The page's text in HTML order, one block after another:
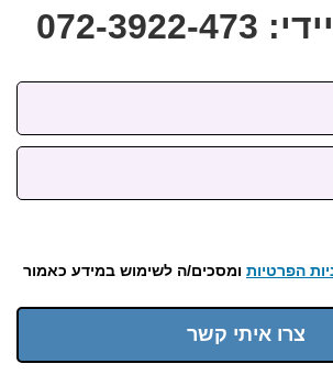
473
הפרטיות ומסכים/ה לשימוש במידע כאמור
צרו איתי קשר